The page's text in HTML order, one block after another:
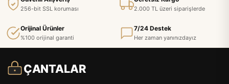
256-bit SSL koruması 2.000 TL üzeri siparişlerde
Orijinal Ürünler
%100 orijinal garanti
7/24 Destek
Her zaman yanınızdayız
ÇANTALAR